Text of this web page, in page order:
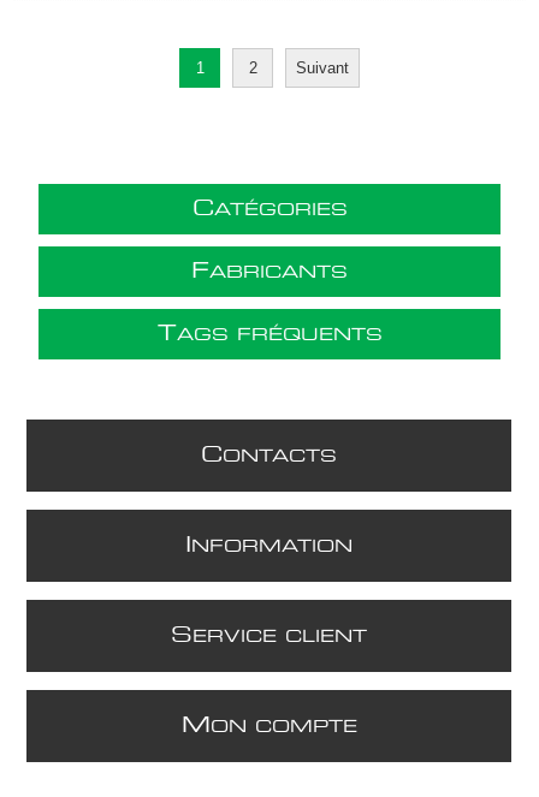
1 2 Suivant
CATÉGORIES
FABRICANTS
AGS FRÉQUENTS
CONTACTS
NFORMATION
S ERVICE CLIENT
M ON COMPTE